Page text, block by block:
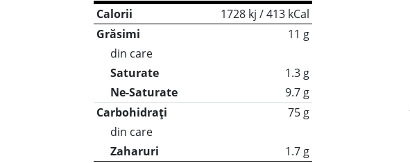
Calorii
1728 kj / 413 kCal
Grăsimi
11 g
din care
Saturate
1.3 g
Ne-Saturate
9.7 g
Carbohidrați
75 g
din care
Zaharuri
1.7 g